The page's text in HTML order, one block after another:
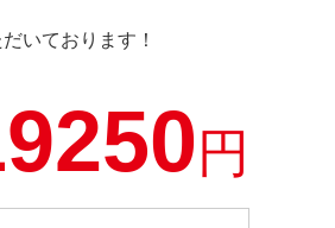
いております！
円